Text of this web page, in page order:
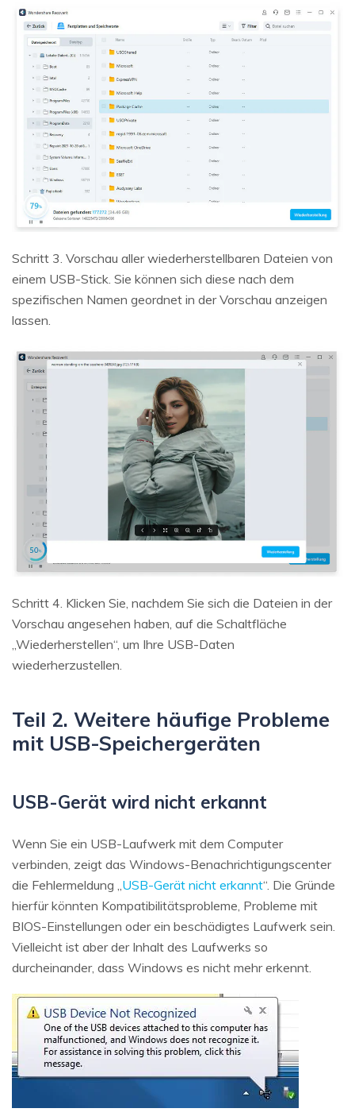
Schritt 3. Vorschau aller wiederherstellbaren Dateien von
einem USB-Stick. Sie können sich diese nach dem
spezifischen Namen geordnet in der Vorschau anzeigen
lassen.
Schritt 4. Klicken Sie, nachdem Sie sich die Dateien in der
Vorschau angesehen haben, auf die Schaltfläche
„Wiederherstellen“, um Ihre USB-Daten
wiederherzustellen.
Teil 2. Weitere häufige Probleme
mit USB-Speichergeräten
USB-Gerät wird nicht erkannt
Wenn Sie ein USB-Laufwerk mit dem Computer
verbinden, zeigt das Windows-Benachrichtigungscenter
die Fehlermeldung „USB-Gerät nicht erkannt“. Die Gründe
hierfür könnten Kompatibilitätsprobleme, Probleme mit
BIOS-Einstellungen oder ein beschädigtes Laufwerk sein.
Vielleicht ist aber der Inhalt des Laufwerks so
durcheinander, dass Windows es nicht mehr erkennt.